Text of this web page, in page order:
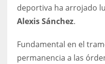
16
19
deportiva ha arrojado
Alexis Sánchez.
Fundamental en el
permanencia a las